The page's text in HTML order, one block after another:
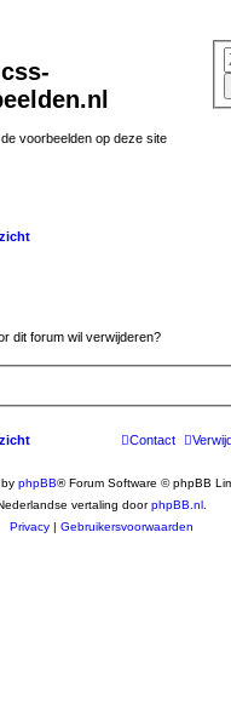
voorbeelden op deze site
dit forum wil verwijderen?
Contact
phpBB® Forum Software © phpBB
vertaling doorphpBB.nl.
Privacy| Gebruikersvoorwaarden